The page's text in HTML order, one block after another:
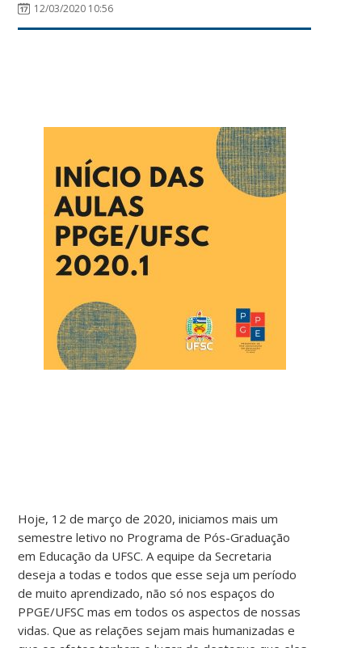
12/03/2020 10:56
Hoje, 12 de março de 2020, iniciamos mais um
semestre letivo no Programa de Pós-Graduação
em Educação da UFSC. A equipe da Secretaria
deseja a todas e todos que esse seja um período
de muito aprendizado, não só nos espaços do
PPGE/UFSC mas em todos os aspectos de nossas
vidas. Que as relações sejam mais humanizadas e